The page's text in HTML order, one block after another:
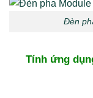
Đèn
Tính ứng